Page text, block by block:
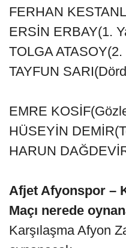
FERHAN
ERSİN ERBAY(1.
TOLGA ATASOY(2.
TAYFUN
EMRE
HÜSEYİN
HARUN
Afjet Afyonspor –
Maçı nerede
Karşılaşma Afyon